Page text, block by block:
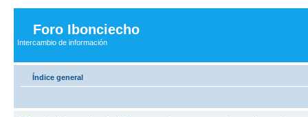
Foro Ibonciecho
Intercambio de información
Índice general